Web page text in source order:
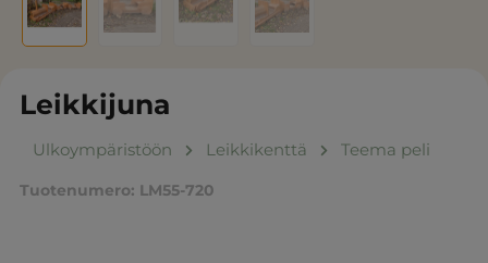
Leikkijuna
Ulkoympäristöön Leikkikenttä Teema peli
Tuotenumero: LM55-720